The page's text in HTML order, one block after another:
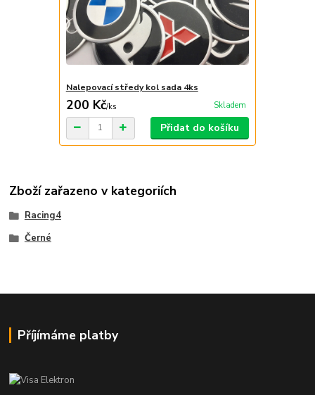
Nalepovací středy kol sada 4ks
200 Kč/ks Skladem
Přidat do košíku
Zboží zařazeno v kategoriích
Racing4
Černé
Příjímáme platby